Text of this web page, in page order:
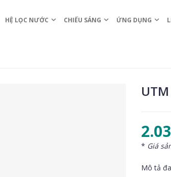
HỆ LỌC NƯỚC CHIẾU SÁNG ỨNG DỤNG
* Giá
Mô tả